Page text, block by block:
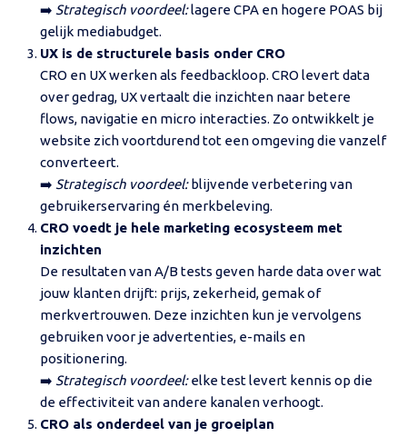
➡️ Strategisch voordeel:lagere CPA en hogere POAS bij
gelijk mediabudget.
UX is de structurele basis onder CRO
CRO en UX werken als feedbackloop. CRO levert data
over gedrag, UX vertaalt die inzichten naar betere
flows, navigatie en micro interacties. Zo ontwikkelt je
website zich voortdurend tot een omgeving die vanzelf
converteert.
➡️ Strategisch voordeel:blijvende verbetering van
gebruikerservaring én merkbeleving.
CRO voedt je hele marketing ecosysteem met
inzichten
De resultaten van A/B tests geven harde data over wat
jouw klanten drijft: prijs, zekerheid, gemak of
merkvertrouwen. Deze inzichten kun je vervolgens
gebruiken voor je advertenties, e-mails en
positionering.
➡️ Strategisch voordeel:elke test levert kennis op die
de effectiviteit van andere kanalen verhoogt.
CRO als onderdeel van je groeiplan